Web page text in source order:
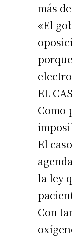
más
«El
EL
Como
El
la ley
Con